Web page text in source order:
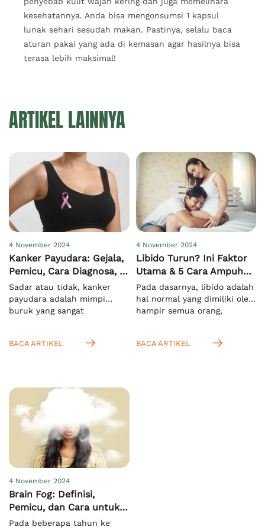
kesehatannya. Anda bisa mengonsumsi 1 kapsul
lunak sehari sesudah makan. Pastinya, selalu baca
aturan pakai yang ada di kemasan agar hasilnya bisa
terasa lebih maksimal!
ARTIKEL LAINNYA
4 November 2024
Kanker Payudara: Gejala,
Pemicu, Cara Diagnosa, &
Pengobatan
Sadar atau tidak, kanker
payudara adalah mimpi
buruk yang sangat
pada wanita. Hal ini
tahun 2022 ada sekitar 2,3
juta kasus dan 670.000
kematian secara global
akibat masalah ini.[1]
Meskipun lebih rentan pada
wanita, namun pria juga bisa
mengalaminya. […]
BACA ARTIKEL
4 November 2024
Libido Turun? Ini Faktor
Utama & 5 Cara Ampuh
Meningkatkannya
Pada dasarnya, libido adalah
hal normal yang dimiliki oleh
hampir semua orang,
Menurut KBBI, istilah ini
BACA ARTIKEL
4 November 2024
Brain Fog: Definisi,
Pemicu, dan Cara untuk
Mengatasinya
Pada beberapa tahun ke